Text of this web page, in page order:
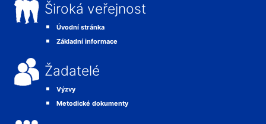
Široká veřejnost
Úvodní stránka
Základní informace
Žadatelé
Výzvy
Metodické dokumenty